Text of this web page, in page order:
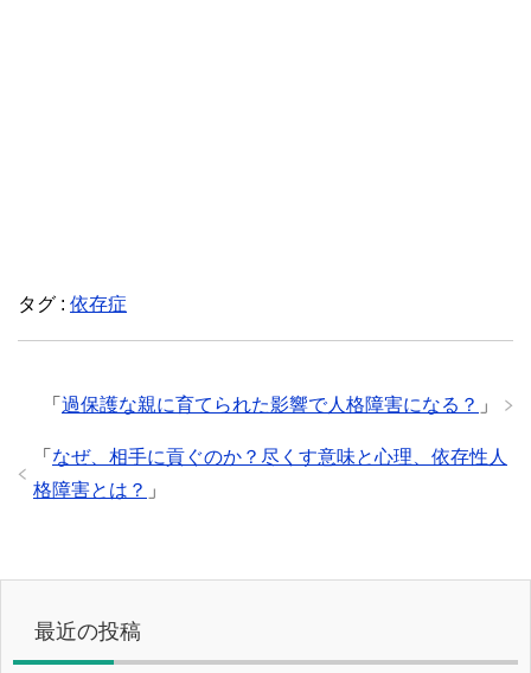
タグ : 依存症
「 過保護な親に育てられた影響で人格障害になる？ 」
「 なぜ、相手に貢ぐのか？尽くす意味と心理、依存性人
格障害とは？ 」
最近の投稿